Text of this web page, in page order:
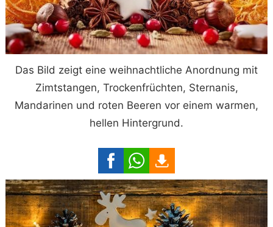
Das Bild zeigt eine weihnachtliche Anordnung mit
Zimtstangen, Trockenfrüchten, Sternanis,
Mandarinen und roten Beeren vor einem warmen,
hellen Hintergrund.